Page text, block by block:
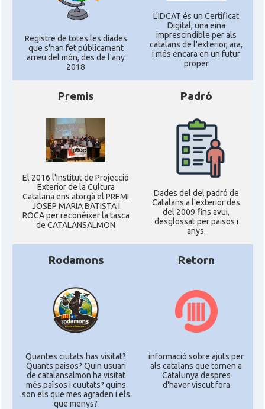
Registre de totes les diades
que s'han fet públicament
arreu del món, des de l'any
2018
L'IDCAT és un Certificat
Digital, una eina
imprescindible per als
catalans de l'exterior, ara,
i més encara en un futur
proper
Premis
El 2016 l'Institut de Projecció
Exterior de la Cultura
Catalana ens atorgà el PREMI
JOSEP MARIA BATISTA I
ROCA per reconéixer la tasca
de CATALANSALMON
Padró
Dades del del padró de
Catalans a l'exterior des
del 2009 fins avui,
desglossat per paisos i
anys.
Rodamons
Quantes ciutats has visitat?
Quants paisos? Quin usuari
de catalansalmon ha visitat
més països i cuutats? quins
son els que mes agraden i els
que menys?
Retorn
informació sobre ajuts per
als catalans que tornen a
Catalunya despres
d'haver viscut fora